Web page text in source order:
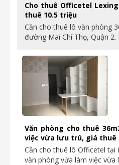
Cho thuê Officetel
thuê 10.5 triệu
Cần cho thuê lô văn phòng
đường Mai Chí Thọ, Quận
Văn phòng cho thuê
việc vừa lưu trú, giá thuê
Cần cho thuê lô Officetel tại
văn phòng vừa làm việc